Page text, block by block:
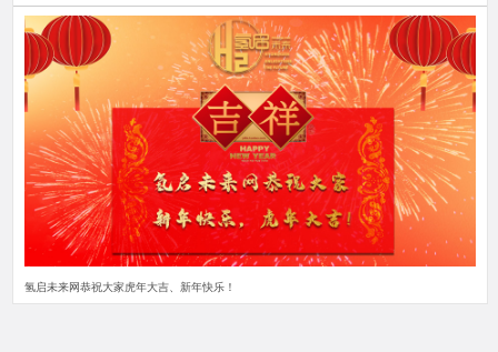
氢启未来网恭祝大家虎年大吉、新年快乐！